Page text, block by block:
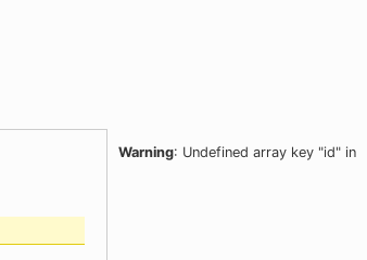
Warning: Undefined array key "id" in